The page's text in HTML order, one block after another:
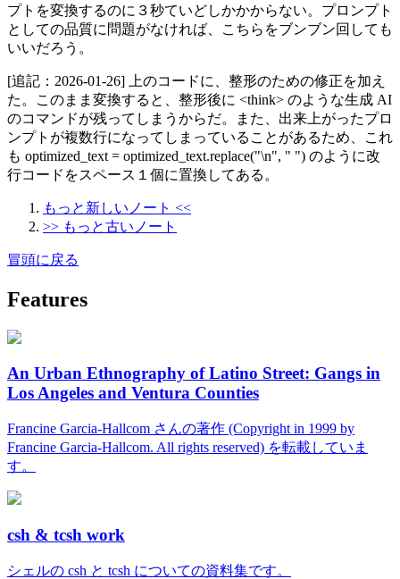
プトを変換するのに３秒ていどしかかからない。プロンプト
としての品質に問題がなければ、こちらをブンブン回しても
いいだろう。
[追記：2026-01-26] 上のコードに、整形のための修正を加え
た。このまま変換すると、整形後に <think> のような生成 AI
のコマンドが残ってしまうからだ。また、出来上がったプロ
ンプトが複数行になってしまっていることがあるため、これ
も optimized_text = optimized_text.replace("\n", " ") のように改
行コードをスペース１個に置換してある。
もっと新しいノート <<
>> もっと古いノート
冒頭に戻る
Features
An Urban Ethnography of Latino Street: Gangs in
Los Angeles and Ventura Counties
Francine Garcia-Hallcom さんの著作 (Copyright in 1999 by
Francine Garcia-Hallcom. All rights reserved) を転載していま
す。
csh & tcsh work
シェルの csh と tcsh についての資料集です。